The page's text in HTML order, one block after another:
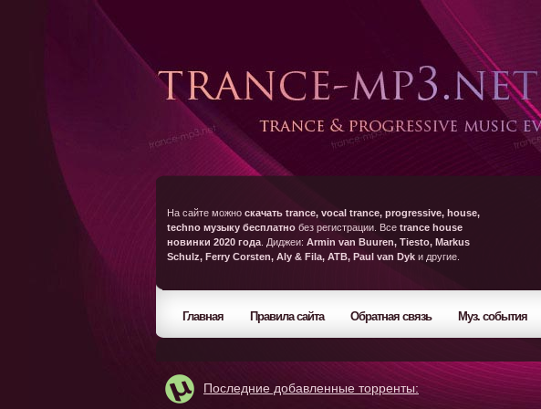
На сайте можно скачать trance, vocal trance, progressive, house,
techno музыку бесплатно без регистрации. Все trance house
новинки 2020 года . Диджеи: Armin van Buuren, Tiesto, Markus
Schulz, Ferry Corsten, Aly & Fila, ATB, Paul van Dyk и другие.
Главная Правила сайта Обратная связь Муз. события
Последние добавленные торренты: